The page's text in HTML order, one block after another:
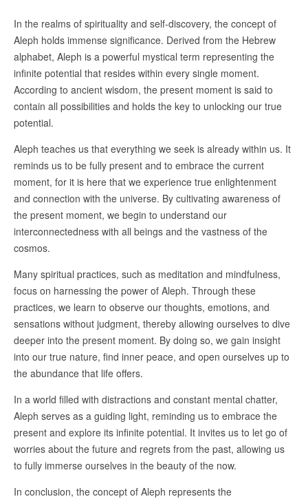
In the realms of spirituality and self-discovery, the concept of
Aleph holds immense significance. Derived from the Hebrew
alphabet, Aleph is a powerful mystical term representing the
infinite potential that resides within every single moment.
According to ancient wisdom, the present moment is said to
contain all possibilities and holds the key to unlocking our true
potential.
Aleph teaches us that everything we seek is already within us. It
reminds us to be fully present and to embrace the current
moment, for it is here that we experience true enlightenment
and connection with the universe. By cultivating awareness of
the present moment, we begin to understand our
interconnectedness with all beings and the vastness of the
cosmos.
Many spiritual practices, such as meditation and mindfulness,
focus on harnessing the power of Aleph. Through these
practices, we learn to observe our thoughts, emotions, and
sensations without judgment, thereby allowing ourselves to dive
deeper into the present moment. By doing so, we gain insight
into our true nature, find inner peace, and open ourselves up to
the abundance that life offers.
In a world filled with distractions and constant mental chatter,
Aleph serves as a guiding light, reminding us to embrace the
present and explore its infinite potential. It invites us to let go of
worries about the future and regrets from the past, allowing us
to fully immerse ourselves in the beauty of the now.
In conclusion, the concept of Aleph represents the